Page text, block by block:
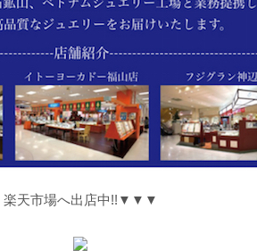
楽天市場へ出店中!!▼▼▼